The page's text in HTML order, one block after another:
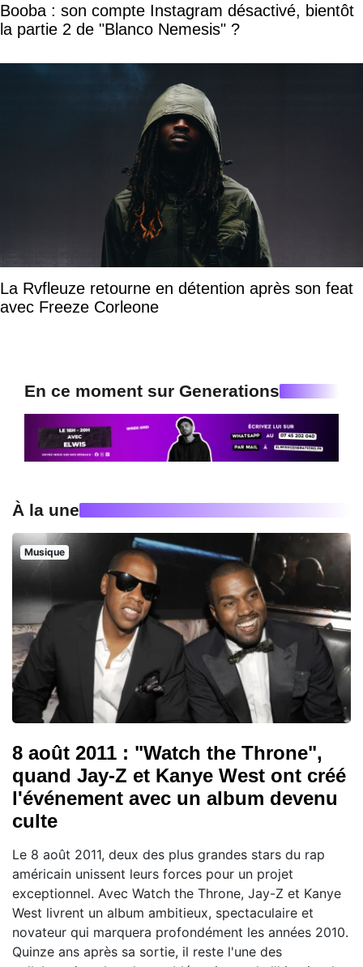
Booba : son compte Instagram désactivé, bientôt
la partie 2 de "Blanco Nemesis" ?
La Rvfleuze retourne en détention après son feat
avec Freeze Corleone
En ce moment sur Generations
À la une
Musique
8 août 2011 : "Watch the Throne",
quand Jay-Z et Kanye West ont créé
l'événement avec un album devenu
culte
Le 8 août 2011, deux des plus grandes stars du rap
américain unissent leurs forces pour un projet
exceptionnel. Avec Watch the Throne, Jay-Z et Kanye
West livrent un album ambitieux, spectaculaire et
novateur qui marquera profondément les années 2010.
Quinze ans après sa sortie, il reste l'une des